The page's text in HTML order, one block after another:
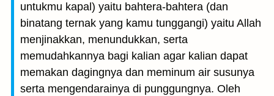
untukmu kapal) yaitu bahtera-bahtera (dan
binatang ternak yang kamu tunggangi) yaitu Allah
menjinakkan, menundukkan, serta
memudahkannya bagi kalian agar kalian dapat
memakan dagingnya dan meminum air susunya
serta mengendarainya di punggungnya. Oleh